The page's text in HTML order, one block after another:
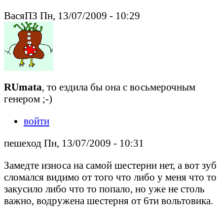
ВасяПЗ Пн, 13/07/2009 - 10:29
RUmata, то ездила бы она с восьмерочным
генером ;-)
войти
пешеход Пн, 13/07/2009 - 10:31
Замедте износа на самой шестерни нет, а вот зуб
сломался видимо от того что либо у меня что то
закусило либо что то попало, но уже не столь
важно, водружена шестерня от 6ти вольтовика.